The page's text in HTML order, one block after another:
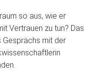
so aus, wie er
Vertrauen zu tun? Das
Gesprächs mit der